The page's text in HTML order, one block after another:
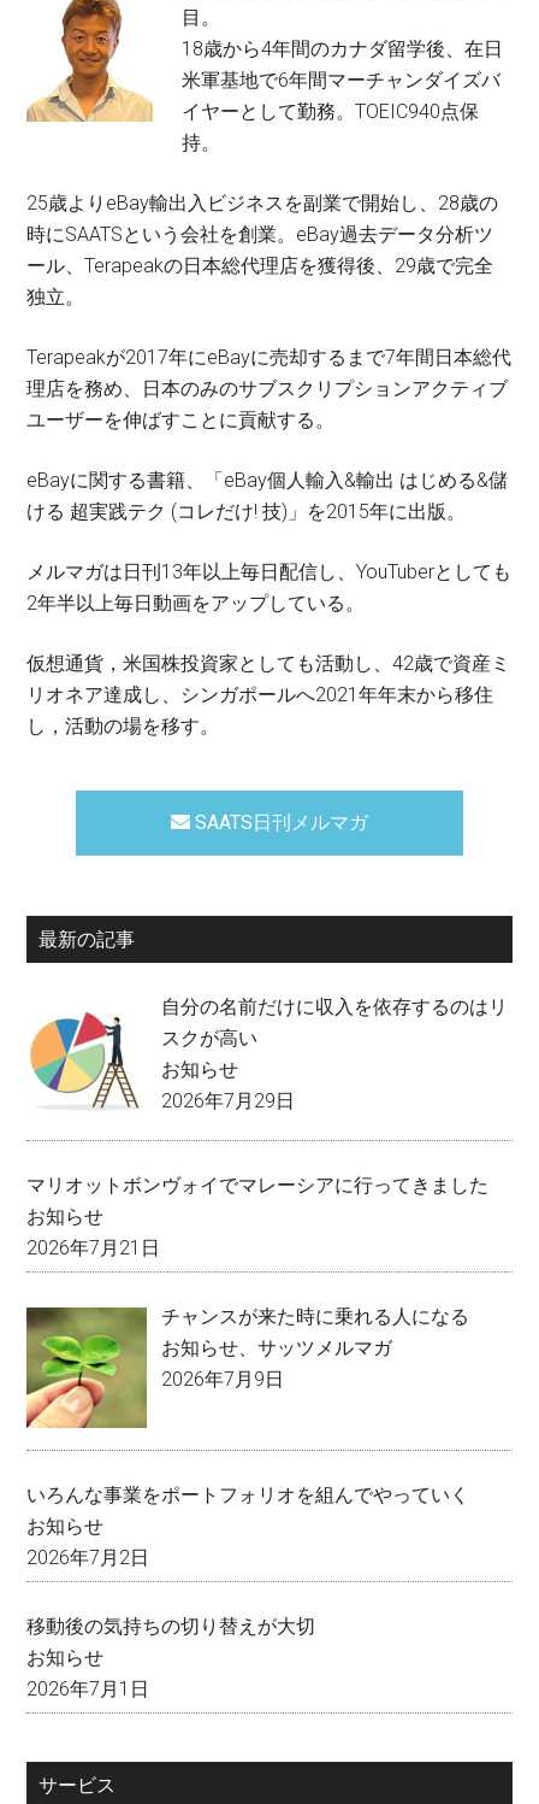
目。
18歳から4年間のカナダ留学後、在日
米軍基地で6年間マーチャンダイズバ
イヤーとして勤務。TOEIC940点保
持。
25歳よりeBay輸出入ビジネスを副業で開始し、28歳の
時にSAATSという会社を創業。eBay過去データ分析ツ
ール、Terapeakの日本総代理店を獲得後、29歳で完全
独立。
Terapeakが2017年にeBayに売却するまで7年間日本総代
理店を務め、日本のみのサブスクリプションアクティブ
ユーザーを伸ばすことに貢献する。
eBayに関する書籍、「eBay個人輸入&輸出 はじめる&儲
ける 超実践テク (コレだけ! 技)」を2015年に出版。
メルマガは日刊13年以上毎日配信し、YouTuberとしても
2年半以上毎日動画をアップしている。
仮想通貨，米国株投資家としても活動し、42歳で資産ミ
リオネア達成し、シンガポールへ2021年年末から移住
し，活動の場を移す。
SAATS日刊メルマガ
最新の記事
自分の名前だけに収入を依存するのはリ
スクが高い
お知らせ
2026年7月29日
マリオットボンヴォイでマレーシアに行ってきました
お知らせ
2026年7月21日
チャンスが来た時に乗れる人になる
お知らせ、サッツメルマガ
2026年7月9日
いろんな事業をポートフォリオを組んでやっていく
お知らせ
2026年7月2日
移動後の気持ちの切り替えが大切
お知らせ
2026年7月1日
サービス